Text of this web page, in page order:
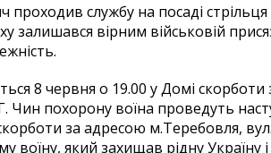
проходив службу на посаді
залишався вірним військовій
8 червня о 19.00 у Домі
Чин похорону воїна проведуть
за адресою м.Теребовля,
воїну, який захищав рідну Україну